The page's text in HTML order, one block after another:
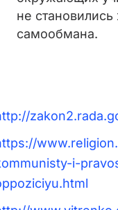
не
самообмана.
i-